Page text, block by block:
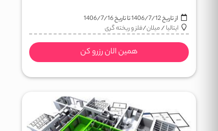
از تاریخ1406/7/12تا تاریخ1406/7/16
ایتالیا/میلان/فلز و ریخته گری
همین الان رزرو کن